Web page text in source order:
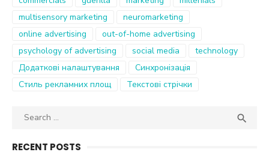
multisensory marketing
neuromarketing
online advertising
out-of-home advertising
psychology of advertising
social media
technology
Додаткові налаштування
Синхронізація
Стиль рекламних площ
Текстові стрічки
Search

RECENT POSTS